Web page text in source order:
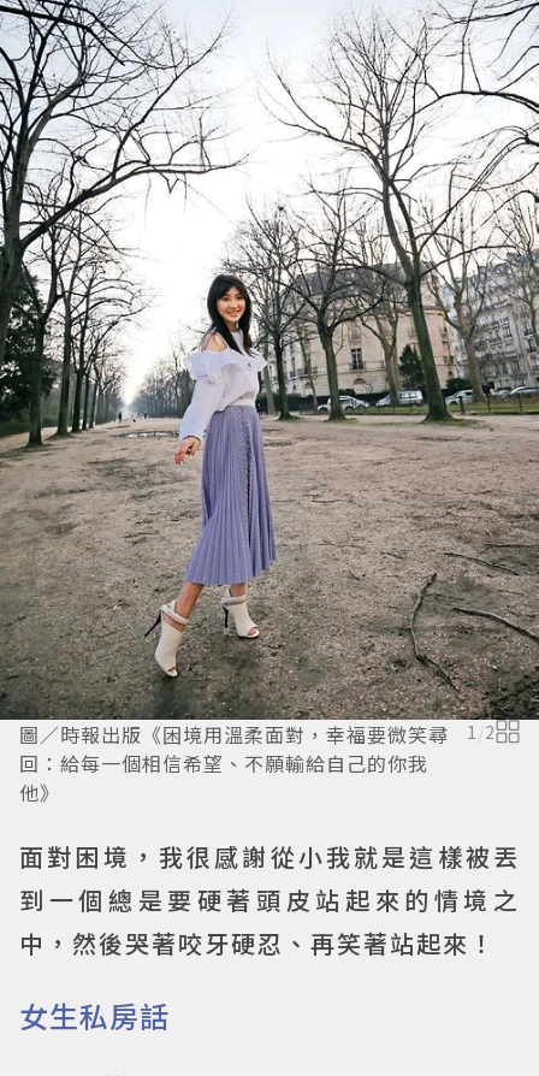
圖／時報出版《困境用溫柔面對，幸福要微笑尋
回：給每一個相信希望、不願輸給自己的你我
他》
1 /2
面對困境，我很感謝從小我就是這樣被丟
到一個總是要硬著頭皮站起來的情境之
中，然後哭著咬牙硬忍、再笑著站起來！
女生私房話